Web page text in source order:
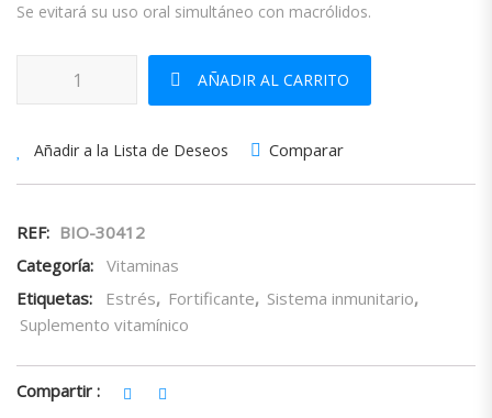
Se evitará su uso oral simultáneo con macrólidos.
AÑADIR AL CARRITO
Añadir a la Lista de Deseos Comparar
REF: BIO-30412
Categoría: Vitaminas
Etiquetas:
Estrés, Fortificante, Sistema inmunitario,
Suplemento vitamínico
Compartir :